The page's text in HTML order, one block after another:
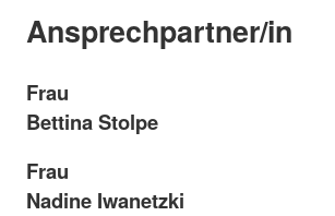
Ansprechpartner/in
Frau
Bettina Stolpe
Frau
Nadine Iwanetzki